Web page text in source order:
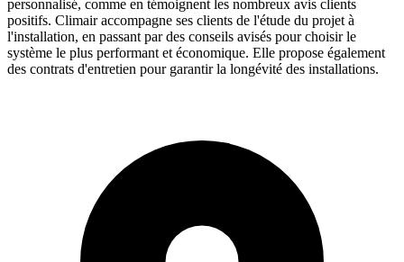
personnalisé, comme en témoignent les nombreux avis clients
positifs. Climair accompagne ses clients de l'étude du projet à
l'installation, en passant par des conseils avisés pour choisir le
système le plus performant et économique. Elle propose également
des contrats d'entretien pour garantir la longévité des installations.